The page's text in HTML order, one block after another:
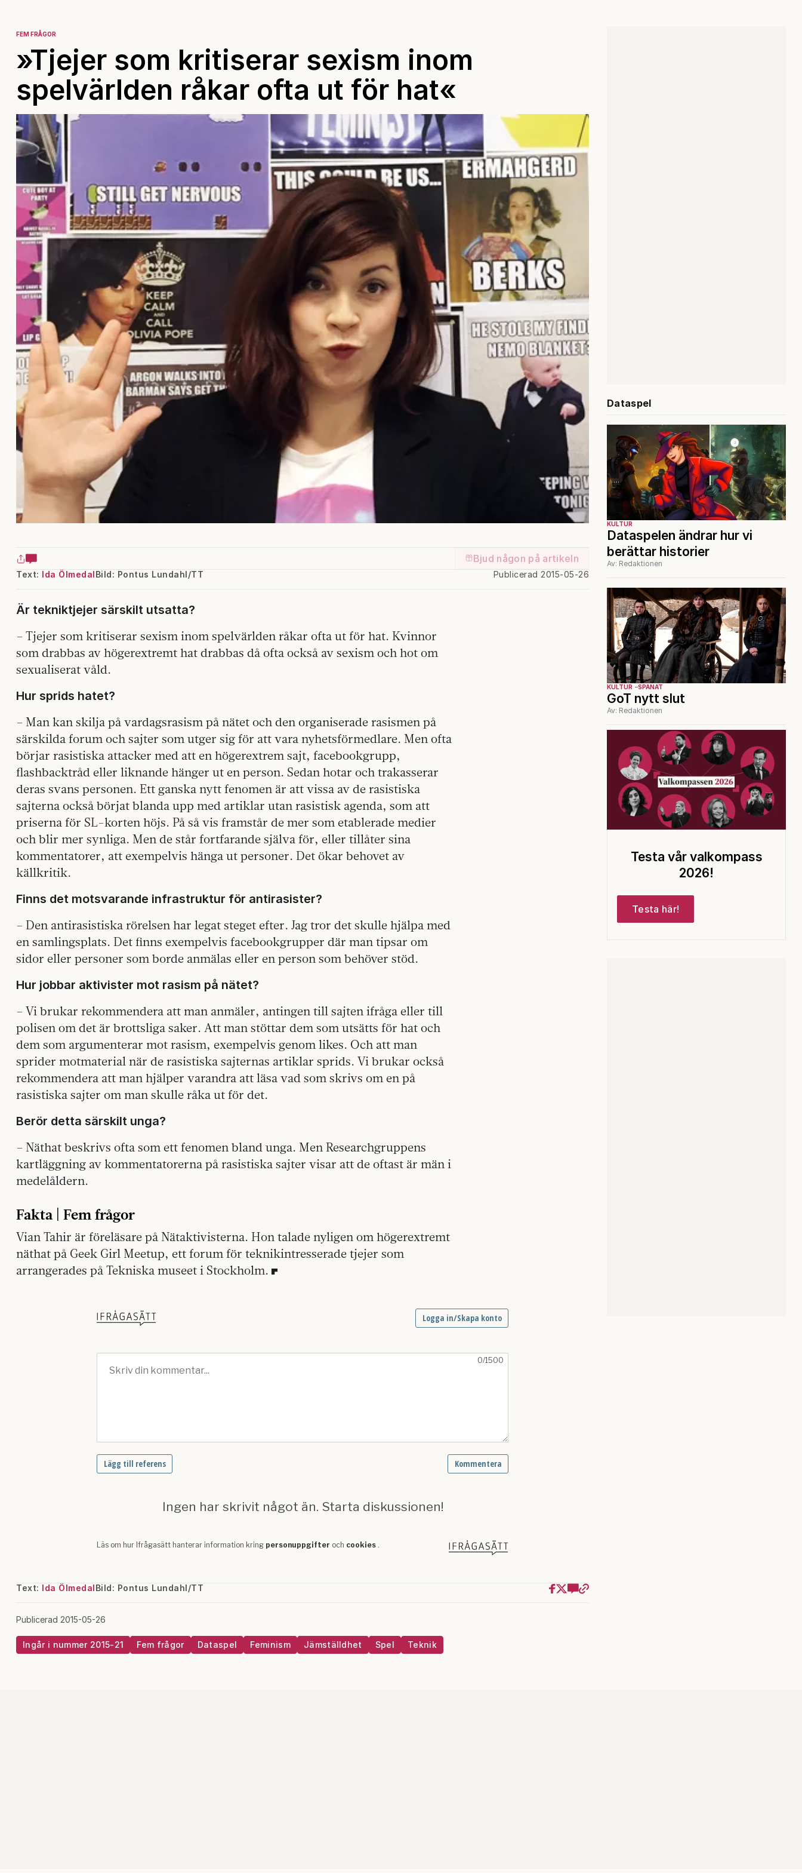
FEM FRÅGOR
»Tjejer som kritiserar sexism inom
spelvärlden råkar ofta ut för hat«
Bjud någon på artikeln
Text: Ida Ölmedal Publicerad 2015-05-26
Bild: Pontus Lundahl/TT
Är tekniktjejer särskilt utsatta?
– Tjejer som kritiserar sexism inom spelvärlden råkar ofta ut för hat. Kvinnor
som drabbas av högerextremt hat drabbas då ofta också av sexism och hot om
sexualiserat våld.
Hur sprids hatet?
– Man kan skilja på vardagsrasism på nätet och den organiserade rasismen på
särskilda forum och sajter som utger sig för att vara nyhetsförmedlare. Men ofta
börjar rasistiska attacker med att en högerextrem sajt, facebookgrupp,
flashbacktråd eller liknande hänger ut en person. Sedan hotar och trakasserar
deras svans personen. Ett ganska nytt fenomen är att vissa av de rasistiska
sajterna också börjat blanda upp med artiklar utan rasistisk agenda, som att
priserna för SL-korten höjs. På så vis framstår de mer som etablerade medier
och blir mer synliga. Men de står fortfarande själva för, eller tillåter sina
kommentatorer, att exempelvis hänga ut personer. Det ökar behovet av
källkritik.
Finns det motsvarande infrastruktur för antirasister?
– Den antirasistiska rörelsen har legat steget efter. Jag tror det skulle hjälpa med
en samlingsplats. Det finns exempelvis facebookgrupper där man tipsar om
sidor eller personer som borde anmälas eller en person som behöver stöd.
Hur jobbar aktivister mot rasism på nätet?
– Vi brukar rekommendera att man anmäler, antingen till sajten ifråga eller till
polisen om det är brottsliga saker. Att man stöttar dem som utsätts för hat och
dem som argumenterar mot rasism, exempelvis genom likes. Och att man
sprider motmaterial när de rasistiska sajternas artiklar sprids. Vi brukar också
rekommendera att man hjälper varandra att läsa vad som skrivs om en på
rasistiska sajter om man skulle råka ut för det.
Berör detta särskilt unga?
– Näthat beskrivs ofta som ett fenomen bland unga. Men Researchgruppens
kartläggning av kommentatorerna på rasistiska sajter visar att de oftast är män i
medelåldern.
Fakta | Fem frågor
Vian Tahir är föreläsare på Nätaktivisterna. Hon talade nyligen om högerextremt
näthat på Geek Girl Meetup, ett forum för teknik­intresserade tjejer som
arrangerades på Tekniska museet i Stockholm.
Text: Ida ÖlmedalBild: Pontus Lundahl/TT
Publicerad 2015-05-26
Ingår i nummer 2015-21 Fem frågor Dataspel Feminism Jämställdhet Spel Teknik
Dataspel
KULTUR
Dataspelen ändrar hur vi
berättar historier
Av: Redaktionen
KULTUR SPANAT
GoT nytt slut
Av: Redaktionen
Testa vår valkompass
2026!
Testa här!